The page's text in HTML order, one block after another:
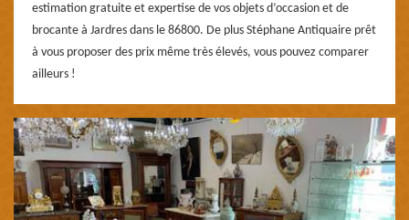
estimation gratuite et expertise de vos objets d’occasion et de
brocante à Jardres dans le 86800. De plus Stéphane Antiquaire prêt
à vous proposer des prix même très élevés, vous pouvez comparer
ailleurs !